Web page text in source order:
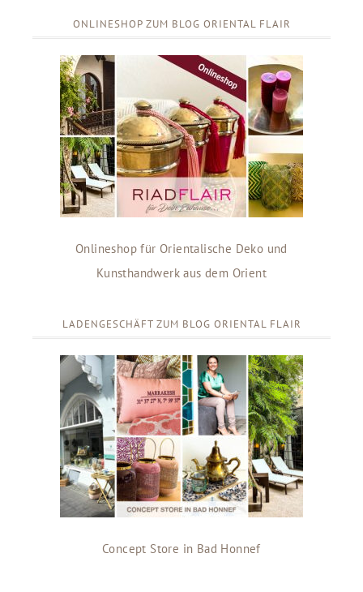
ONLINESHOP ZUM BLOG ORIENTAL FLAIR
Onlineshop für Orientalische Deko und
Kunsthandwerk aus dem Orient
LADENGESCHÄFT ZUM BLOG ORIENTAL FLAIR
Concept Store in Bad Honnef